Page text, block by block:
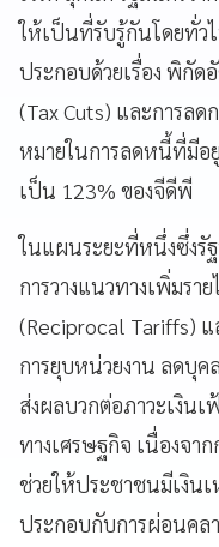
ให้เป็นที่รับรู้กันโดยทั่
ประกอบด้วยเรื่อง พิกั
(Tax Cuts) และการล
หมายในการลดหนี้ที่มีอ
เป็น 123% ของจีดีพี
ในแผนระยะที่หนึ่งซึ่งรั
การวางแนวทางเพิ่มร
(Reciprocal Tariffs) แ
การยุบหน่วยงาน ลดบุค
ส่งผลบวกต่อภาวะเงิน
ทางเศรษฐกิจ เนื่องจา
ช่วยให้ประชาชนมีเงิน
ประกอบกับการผ่อนคล